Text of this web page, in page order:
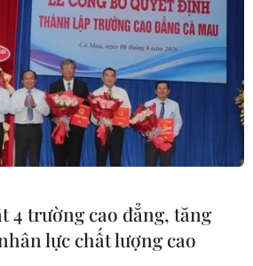
dầu ở ngoại ô Moskva, Nga. (Ảnh:
AFP/TTXVN)
chính Mỹ cho biết doanh thu
và các chế phẩm dầu mỏ
kể sau khi Mỹ và các
mức giá trần đối với mặt
chế nguồn tài trợ cho chiến
tại Ukraine.
của Nga sau khi nước này
quân sự đặc biệt tại
4 trường cao đẳng, tăng
lực chất lượng cao